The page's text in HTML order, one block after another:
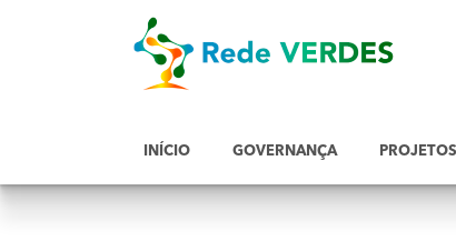
INÍCIO GOVERNANÇA PROJETOS